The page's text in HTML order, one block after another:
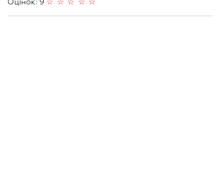
Оцінок: 9
☆
☆
☆
☆
☆